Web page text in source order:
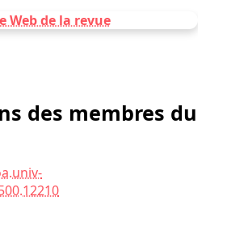
Web de la revue
des membres du